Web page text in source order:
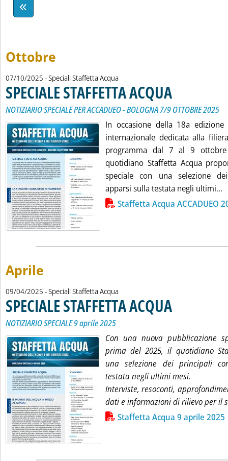
Ottobre
07/10/2025 - Speciali Staffetta Acqua
SPECIALE STAFFETTA ACQUA
NOTIZIARIO SPECIALE PER ACCADUEO - BOLOGNA 7/9 OTTOBRE 2025
In occasione della 18a
internazionale dedicata alla
programma dal 7 al 9
quotidiano Staffetta Acqua
speciale con una selezione
apparsi sulla testata negli ultimi...
Lista allegati PDF alla notiziaStaffetta Acqua ACCADUEO
Aprile
09/04/2025 - Speciali Staffetta Acqua
SPECIALE STAFFETTA ACQUA
NOTIZIARIO SPECIALE 9 aprile 2025
Con una nuova pubblicazione
prima del 2025, il quotidiano
una selezione dei principali
testata negli ultimi mesi.
Interviste, resoconti,
dati e informazioni di rilievo per il
Lista allegati PDF alla notiziaStaffetta Acqua 9 aprile 2025